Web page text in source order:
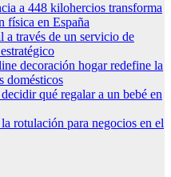
a 448 kilohercios transforma
física en España
a través de un servicio de
decoración hogar redefine la
domésticos
qué regalar a un bebé en
rotulación para negocios en el